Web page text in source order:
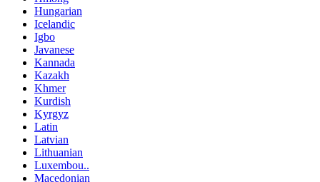
Hungarian
Icelandic
Igbo
Javanese
Kannada
Kazakh
Khmer
Kurdish
Kyrgyz
Latin
Latvian
Lithuanian
Luxembou..
Macedonian